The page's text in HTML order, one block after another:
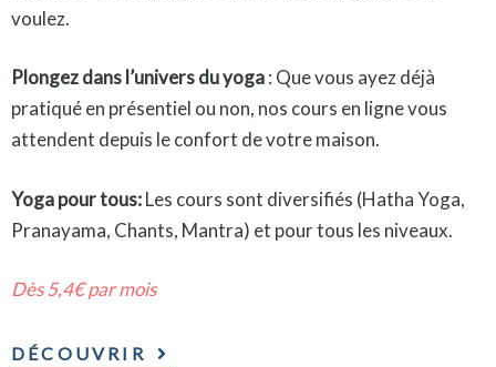
voulez.
Plongez dans l’univers du yoga: Que vous ayez déjà
pratiqué en présentiel ou non, nos cours en ligne vous
attendent depuis le confort de votre maison.
Yoga pour tous:Les cours sont diversifiés (Hatha Yoga,
Pranayama, Chants, Mantra) et pour tous les niveaux.
Dès 5,4€ par mois
DÉCOUVRIR